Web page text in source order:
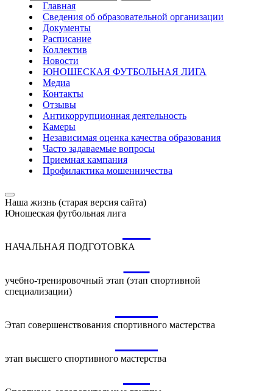
Главная
Сведения об образовательной организации
Документы
Расписание
Коллектив
Новости
ЮНОШЕСКАЯ ФУТБОЛЬНАЯ ЛИГА
Медиа
Контакты
Отзывы
Антикоррупционная деятельность
Камеры
Независимая оценка качества образования
Часто задаваемые вопросы
Приемная кампания
Профилактика мошенничества
Наша жизнь (старая версия сайта)
Юношеская футбольная лига
НАЧАЛЬНАЯ ПОДГОТОВКА
учебно-тренировочный этап (этап спортивной
специализации)
Этап совершенствования спортивного мастерства
этап высшего спортивного мастерства